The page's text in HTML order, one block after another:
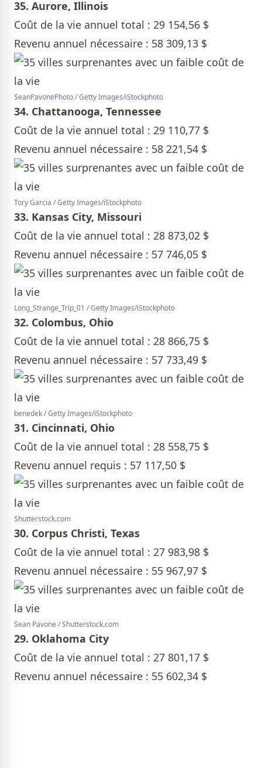
35. Aurore, Illinois
Coût de la vie annuel total : 29 154,56 $
Revenu annuel nécessaire : 58 309,13 $
SeanPavonePhoto / Getty Images/iStockphoto
34. Chattanooga, Tennessee
Coût de la vie annuel total : 29 110,77 $
Revenu annuel nécessaire : 58 221,54 $
Tory Garcia / Getty Images/iStockphoto
33. Kansas City, Missouri
Coût de la vie annuel total : 28 873,02 $
Revenu annuel nécessaire : 57 746,05 $
Long_Strange_Trip_01 / Getty Images/iStockphoto
32. Colombus, Ohio
Coût de la vie annuel total : 28 866,75 $
Revenu annuel nécessaire : 57 733,49 $
benedek / Getty Images/iStockphoto
31. Cincinnati, Ohio
Coût de la vie annuel total : 28 558,75 $
Revenu annuel requis : 57 117,50 $
Shutterstock.com
30. Corpus Christi, Texas
Coût de la vie annuel total : 27 983,98 $
Revenu annuel nécessaire : 55 967,97 $
Sean Pavone / Shutterstock.com
29. Oklahoma City
Coût de la vie annuel total : 27 801,17 $
Revenu annuel nécessaire : 55 602,34 $